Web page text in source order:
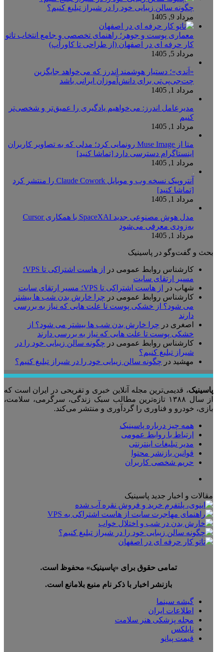
چگونه سالن زیبایی خود را در شیراز تبلیغ کنیم؟
مرداد 9, 1405
معماری پوست و جوهر؛ راهنمای تخصصی و جامع انتخاب تاتو
کار حرفه ای در اصفهان (از طراحی تا کاورآپ)
مرداد 5, 1405
«اَندی»؛ دستیار هوشمند اندرز که می‌خواهد جایگزین
چت‌جی‌پی‌تی برای دانش‌آموزان ایرانی باشد
مرداد 1, 1405
مدیرعامل اندرز: می‌خواهیم یادگیری را عمیق‌تر و شخصی‌تر
کنیم
مرداد 1, 1405
متا از Muse Image رونمایی کرد؛ مدلی که به تصاویر کاربران
اینستاگرام دسترسی دارد [تماشا کنید]
مرداد 1, 1405
آنتروپیک نسخه وب و موبایل Claude Cowork را منتشر کرد
[تماشا کنید]
مرداد 1, 1405
مدل هوش مصنوعی جدید SpaceXAI با همکاری Cursor
به‌زودی معرفی می‌شود
مرداد 1, 1405
بحث و گفت‌وگو در پاسینیک
کارشناس روابط عمومی در
از هاست اشتراکی تا VPS؛
مسیر ارتقای سایت
شهاب در
از هاست اشتراکی تا VPS؛ مسیر ارتقای سایت
کارشناس روابط عمومی در چرا خارش بدن شب ها بیشتر
می شود؟ از خشکی پوست تا علت هایی که نیاز به بررسی
دارند
اصغری در چرا خارش بدن شب ها بیشتر می شود؟ از
خشکی پوست تا علت هایی که نیاز به بررسی دارند
کارشناس روابط عمومی در چگونه سالن زیبایی خود را در
شیراز تبلیغ کنیم؟
مهشید در چگونه سالن زیبایی خود را در شیراز تبلیغ کنیم؟
پاسینیک، قدیمی‌ترین مجله آنلاین خبری و تفریحی در ایران است که
از سال ۱۳۸۸ تازه‌ترین مطالب سبک زندگی، سرگرمی، سلامت،
بازی، خودرو و فناوری را گردآوری و منتشر می‌کند.
همه چیز درباره پاسینیک
ارتباط با روابط عمومی
مدیر تبلیغات اینترنتی
قوانین بازنشر محتوا
حریم شخصی کاربران
مقالات و اخبار جدید پاسینیک
تمامی حقوق برای «پاسینیک» محفوظ است.
بازنشر اخبار با ذکر نام منبع بلامانع است.
گیشه سینما
اطلاعات ایران
مجله پزشکی هنر سلامت
نایلکس
قیمت پیانو